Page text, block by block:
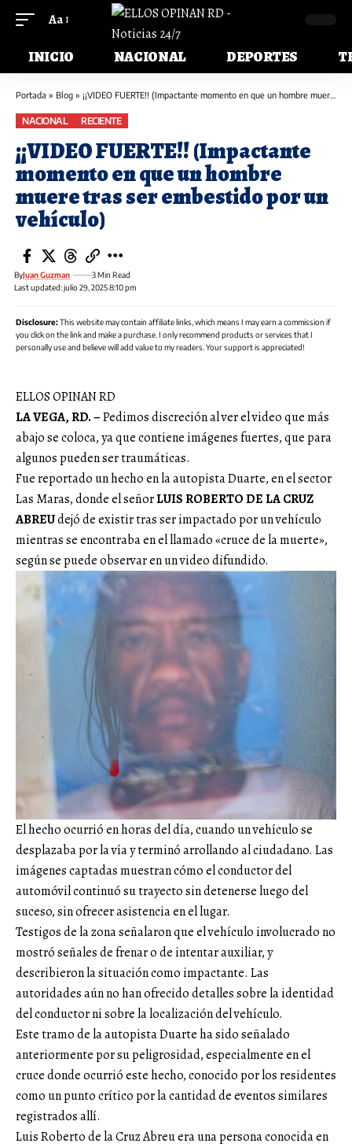
Aa
INICIO NACIONAL DEPORTES
Portada » Blog » ¡¡VIDEO FUERTE!! (Impactante momento en que un hombre muere tras ser embestido por un vehículo)
NACIONAL RECIENTE
¡¡VIDEO FUERTE!! (Impactante
momento en que un hombre
muere tras ser embestido por un
vehículo)
Last updated: julio 29, 2025 8:10 pm
ByJuan Guzman 3 Min Read
Disclosure:This website may contain affiliate links, which means I may earn a commission if
you click on the link and make a purchase. I only recommend products or services that I
personally use and believe will add value to my readers. Your support is appreciated!
ELLOS OPINAN RD
LA VEGA, RD. –Pedimos discreción al ver el video que más
abajo se coloca, ya que contiene imágenes fuertes, que para
algunos pueden ser traumáticas.
Fue reportado un hecho en la autopista Duarte, en el sector
Las Maras, donde el señorLUIS ROBERTO DE LA CRUZ
ABREUdejó de existir tras ser impactado por un vehículo
mientras se encontraba en el llamado «cruce de la muerte»,
según se puede observar en un video difundido.
El hecho ocurrió en horas del día, cuando un vehículo se
desplazaba por la vía y terminó arrollando al ciudadano. Las
imágenes captadas muestran cómo el conductor del
automóvil continuó su trayecto sin detenerse luego del
suceso, sin ofrecer asistencia en el lugar.
Testigos de la zona señalaron que el vehículo involucrado no
mostró señales de frenar o de intentar auxiliar, y
describieron la situación como impactante. Las
autoridades aún no han ofrecido detalles sobre la identidad
del conductor ni sobre la localización del vehículo.
Este tramo de la autopista Duarte ha sido señalado
anteriormente por su peligrosidad, especialmente en el
cruce donde ocurrió este hecho, conocido por los residentes
como un punto crítico por la cantidad de eventos similares
registrados allí.
Luis Roberto de la Cruz Abreu era una persona conocida en